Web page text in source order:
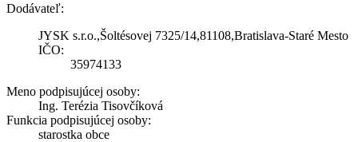
Dodávateľ:
JYSK s.r.o.,Šoltésovej 7325/14,81108,Bratislava-Staré Mesto
IČO:
35974133
Meno podpisujúcej osoby:
Ing. Terézia Tisovčíková
Funkcia podpisujúcej osoby:
starostka obce